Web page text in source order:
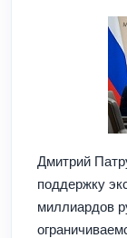
Дмитрий
поддержку
миллиардов